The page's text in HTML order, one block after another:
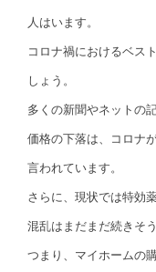
人はいます。
コロナ禍におけるベス
しょう。
多くの新聞やネットの
価格の下落は、コロナ
言われています。
さらに、現状では特効
混乱はまだまだ続きそう
つまり、マイホームの